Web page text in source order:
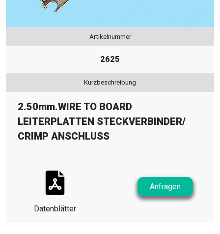
Artikelnummer
2625
Kurzbeschreibung
2.50mm.WIRE TO BOARD
LEITERPLATTEN STECKVERBINDER/
CRIMP ANSCHLUSS
Datenblätter
Anfragen